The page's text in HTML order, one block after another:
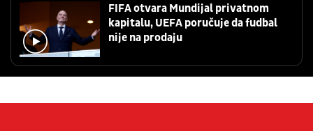
FIFA otvara Mundijal privatnom
kapitalu, UEFA poručuje da fudbal
nije na prodaju